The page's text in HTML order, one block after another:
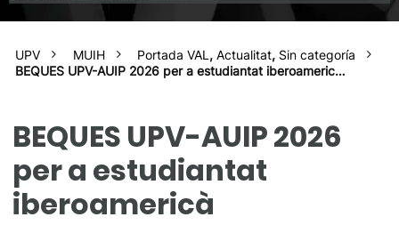
UPV MUIH Portada VAL,Actualitat, Sin categoría
BEQUES UPV-AUIP 2026 per a estudiantat iberoameric…
BEQUES UPV-AUIP 2026
per a estudiantat
iberoamericà